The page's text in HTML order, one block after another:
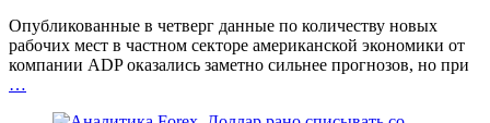
Опубликованные в четверг данные по количеству новых
рабочих мест в частном секторе американской экономики от
компании ADP оказались заметно сильнее прогнозов, но при
…